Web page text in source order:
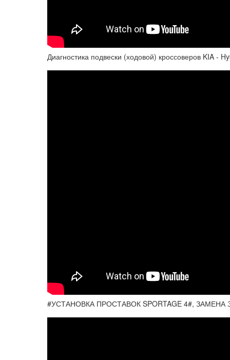
Диагностика подвески (ходовой) кроссоверов KIA -
#УСТАНОВКА ПРОСТАВОК SPORTAGE 4#, ЗАМЕНА